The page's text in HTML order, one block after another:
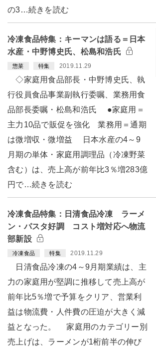
の3…続きを読む
冷凍食品特集：キーマンは語る＝日本
水産・中野博史氏、松島和浩氏
惣菜 特集 2019.11.29
◇家庭用食品部長・中野博史氏、執
行役員食品事業副執行委嘱、業務用食
品部長委嘱・松島和浩氏 ●家庭用＝
主力10品で販促を強化 業務用＝通期
は微増収・微増益 日本水産の4～9
月期の単体・家庭用調理品（冷凍野菜
含む）は、売上高が前年比3％増283億
円で…続きを読む
冷凍食品特集：日清食品冷凍 ラーメ
ン・パスタ好調 コスト増対応へ物流
部新設
冷凍食品 特集 2019.11.29
日清食品冷凍の4～9月期業績は、主
力の家庭用が堅調に推移して売上高が
前年比5％増で予算をクリア、営業利
益は物流費・人件費の圧迫が大きく減
益となった。 家庭用のカテゴリー別
売上げは、ラーメンが1桁前半の伸び